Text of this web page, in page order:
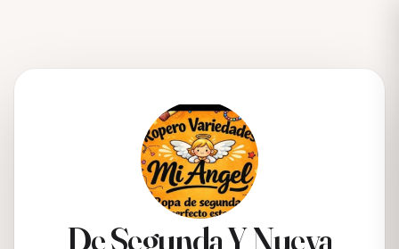
De Segunda Y Nueva